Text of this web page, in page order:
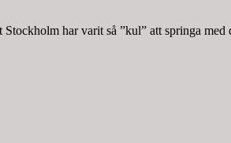
har varit så ”kul” att springa med